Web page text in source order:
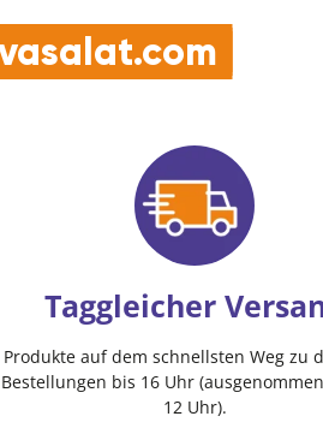
Taggleicher
auf dem schnellsten Weg zu
bis 16 Uhr
12 Uhr).